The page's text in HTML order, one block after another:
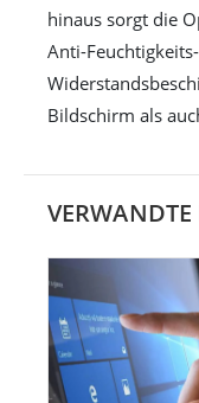
hinaus sorgt die
Anti-
Bildschirm als